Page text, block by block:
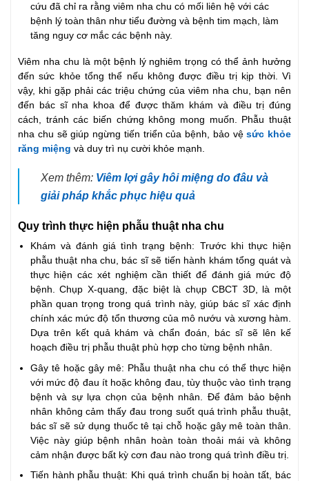
cứu đã chỉ ra rằng viêm nha chu có mối liên hệ với các
bệnh lý toàn thân như tiểu đường và bệnh tim mạch, làm
tăng nguy cơ mắc các bệnh này.
Viêm nha chu là một bệnh lý nghiêm trọng có thể ảnh hưởng
đến sức khỏe tổng thể nếu không được điều trị kịp thời. Vì
vậy, khi gặp phải các triệu chứng của viêm nha chu, bạn nên
đến bác sĩ nha khoa để được thăm khám và điều trị đúng
cách, tránh các biến chứng không mong muốn. Phẫu thuật
nha chu sẽ giúp ngừng tiến triển của bệnh, bảo vệsức khỏe
răng miệng và duy trì nụ cười khỏe mạnh.
Xem thêm: Viêm lợi gây hôi miệng do đâu và
giải pháp khắc phục hiệu quả
Quy trình thực hiện phẫu thuật nha chu
Khám và đánh giá tình trạng bệnh: Trước khi thực hiện
phẫu thuật nha chu, bác sĩ sẽ tiến hành khám tổng quát và
thực hiện các xét nghiệm cần thiết để đánh giá mức độ
bệnh. Chụp X-quang, đặc biệt là chụp CBCT 3D, là một
phần quan trọng trong quá trình này, giúp bác sĩ xác định
chính xác mức độ tổn thương của mô nướu và xương hàm.
Dựa trên kết quả khám và chẩn đoán, bác sĩ sẽ lên kế
hoạch điều trị phẫu thuật phù hợp cho từng bệnh nhân.
Gây tê hoặc gây mê: Phẫu thuật nha chu có thể thực hiện
với mức độ đau ít hoặc không đau, tùy thuộc vào tình trạng
bệnh và sự lựa chọn của bệnh nhân. Để đảm bảo bệnh
nhân không cảm thấy đau trong suốt quá trình phẫu thuật,
bác sĩ sẽ sử dụng thuốc tê tại chỗ hoặc gây mê toàn thân.
Việc này giúp bệnh nhân hoàn toàn thoải mái và không
cảm nhận được bất kỳ cơn đau nào trong quá trình điều trị.
Tiến hành phẫu thuật: Khi quá trình chuẩn bị hoàn tất, bác